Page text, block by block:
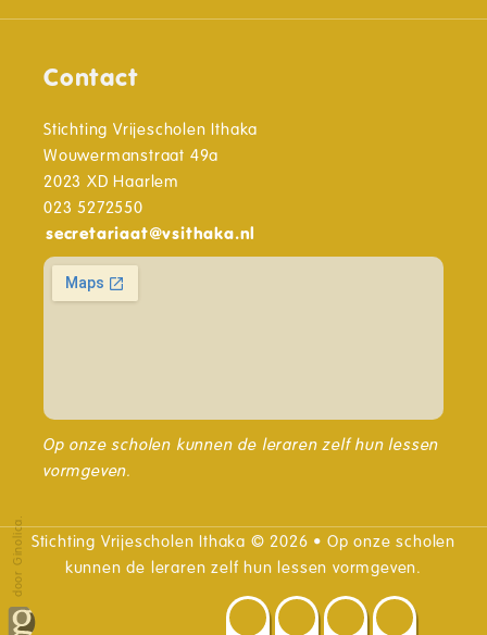
Contact
Stichting Vrijescholen Ithaka
Wouwermanstraat 49a
2023 XD Haarlem
023 5272550
secretariaat@vsithaka.nl
Op onze scholen kunnen de leraren zelf hun lessen
vormgeven.
Stichting Vrijescholen Ithaka © 2026 • Op onze scholen
kunnen de leraren zelf hun lessen vormgeven.
door Ginolica.